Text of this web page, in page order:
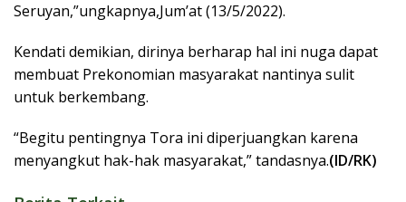
Seruyan,”ungkapnya,Jum’at (13/5/2022).
Kendati demikian, dirinya berharap hal ini nuga dapat
membuat Prekonomian masyarakat nantinya sulit
untuk berkembang.
“Begitu pentingnya Tora ini diperjuangkan karena
menyangkut hak-hak masyarakat,” tandasnya.(ID/RK)